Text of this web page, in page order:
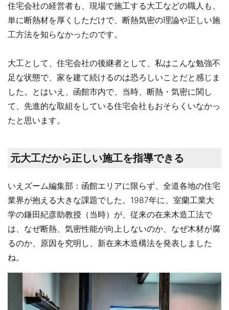
住宅会社の経営者も、現場で施工する大工などの職人も、
単に断熱材を厚くしただけで、断熱気密の理論や正しい施
工方法を知らなかったのです。
大工として、住宅会社の後継者として、私はこんな勉強不
足な状態で、家を建て続けるのは恐ろしいことだと感じま
した。とはいえ、函館市内で、当時、断熱・気密に関し
て、先進的な取組をしている住宅会社もおそらくいなかっ
たと思います。
元大工だから正しい施工を指導できる
いえズーム編集部：函館エリアに限らず、全道各地の住宅
業界が抱える大きな課題でした。1987年に、室蘭工業大
学の鎌田紀彦助教授（当時）が、従来の在来木造工法で
は、なぜ断熱、気密性能が向上しないのか、なぜ木材が腐
るのか、原因を究明し、新在来木造構法を発表しました
ね。